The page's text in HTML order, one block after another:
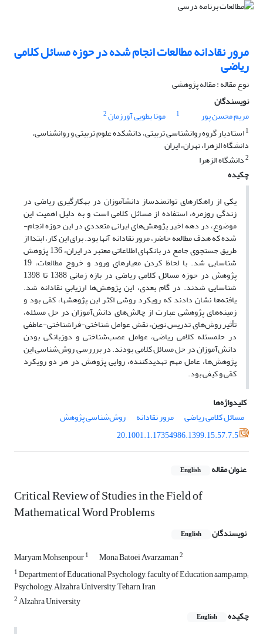
مرور نقادانه مطالعات انجام شده در حوزه مسائل کلامی
ریاضی
نوع مقاله : مقاله پژوهشی
نویسندگان
مریم محسن پور
1 مونا بطویی آورزمان2
1استادیار گروه روانشناسی تربیتی، دانشکده علوم تربیتی و روانشناسی،
دانشگاه الزهرا، تهران، ایران
2دانشگاه الزهرا
چکیده
یکی از راهکارهای توانمندساز دانش­آموزان در به­کارگیری ریاضی در
زندگی روزمره، استفاده از مسائل کلامی است و به دلیل اهمیت این
موضوع، در دهه اخیر پژوهش‌های ایرانی متعددی در این حوزه انجام­
شده که هدف مطالعه حاضر، مرور نقادانه آنها بود. برای این کار، ابتدا از
طریق جستجوی جامع در بانک­های اطلاعاتی معتبر در ایران، 136 پژوهش
شناسایی شد. با لحاظ کردن معیارهای ورود و خروج مطالعات، 19
پژوهش­ در حوزه مسائل کلامی ریاضی در بازه زمانی 1388 تا 1398
شناسایی شدند. در گام بعدی، این پژوهش‌ها ارزیابیِ نقادانه شد.
یافته‌ها نشان دادند که رویکرد روشی اکثر این پژوهش­ها، کمّی بود و
زمینه‌های پژوهشی عبارت از چالش‌های دانش‌آموزان در حل مسئله،
تأثیر روش‌های تدریس نوین، نقش عوامل شناختی-فراشناختی-عاطفی
در حل­مسئله کلامی ریاضی، عوامل عصب‌شناختی و دوزبانگی بودن
دانش‌آموزان در حل مسائل کلامی بودند. در برررسی روش‌شناسی این
پژوهش‌ها، عامل مهم تهدیدکننده، روایی پژوهش در هر دو رویکرد
کمّی و کیفی بود.
کلیدواژه‌ها
مسائل کلامی ریاضی
مرور نقادانه
روش‌شناسی پژوهش
20.1001.1.17354986.1399.15.57.7.5
عنوان مقاله English
Critical Review of Studies in the Field of
Mathematical Word Problems
نویسندگان English
Maryam Mohsenpour1 Mona Batoei Avarzaman2
1Department of Educational Psychology, faculty of Education &amp;amp;
Psychology, Alzahra University, Teharn, Iran
2Alzahra University
چکیده
English